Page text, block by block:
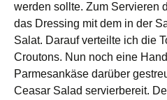
werden sollte. Zum Servieren
das Dressing mit dem in der
Salat. Darauf verteilte ich die
Croutons. Nun noch eine
Parmesankäse darüber
Ceasar Salad servierbereit.